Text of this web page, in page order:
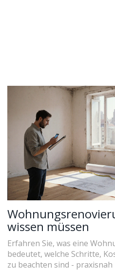
wissen müssen
Erfahren Sie, was eine
bedeutet, welche Schritte,
zu beachten sind -